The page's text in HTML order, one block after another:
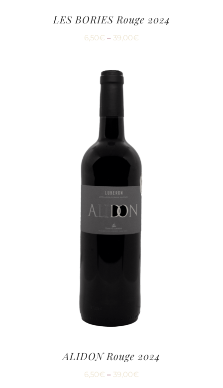
LES BORIES Rouge 2024
6,50€ – 39,00€
ALIDON Rouge 2024
6,50€ – 39,00€